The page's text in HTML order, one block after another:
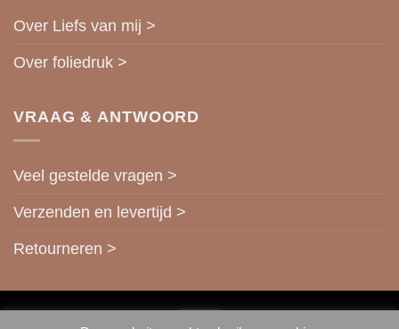
Over Liefs van mij >
Over foliedruk >
VRAAG & ANTWOORD
Veel gestelde vragen >
Verzenden en levertijd >
Retourneren >